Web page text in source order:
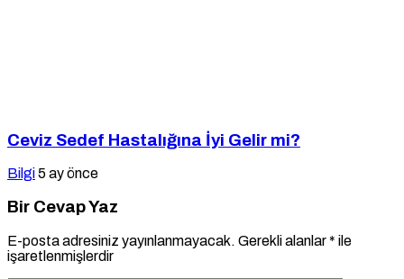
Ceviz Sedef Hastalığına İyi Gelir mi?
Bilgi5 ay önce
Bir Cevap Yaz
E-posta adresiniz yayınlanmayacak. Gerekli alanlar* ile
işaretlenmişlerdir